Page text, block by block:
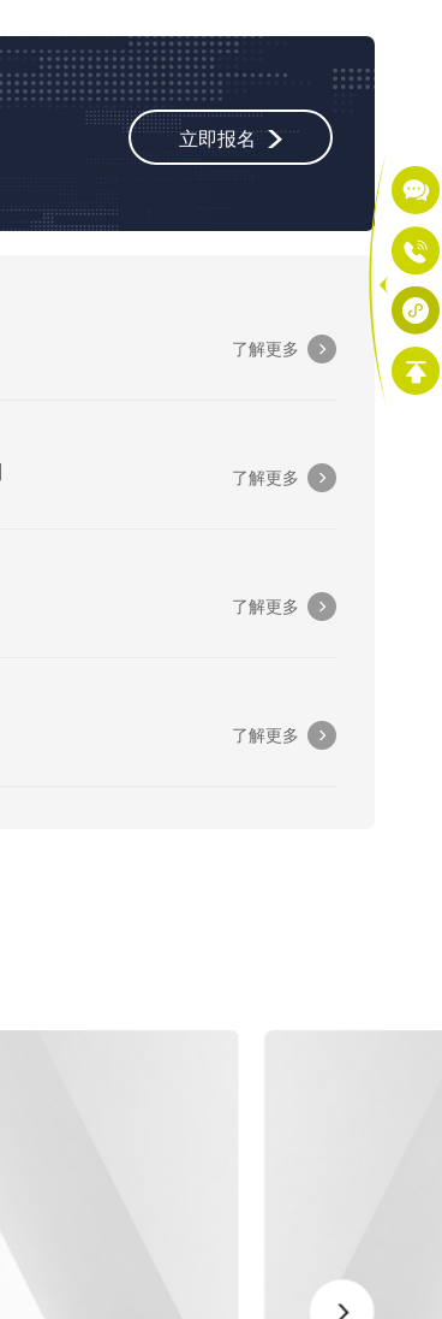
立即报名
了解更多
了解更多
了解更多
了解更多